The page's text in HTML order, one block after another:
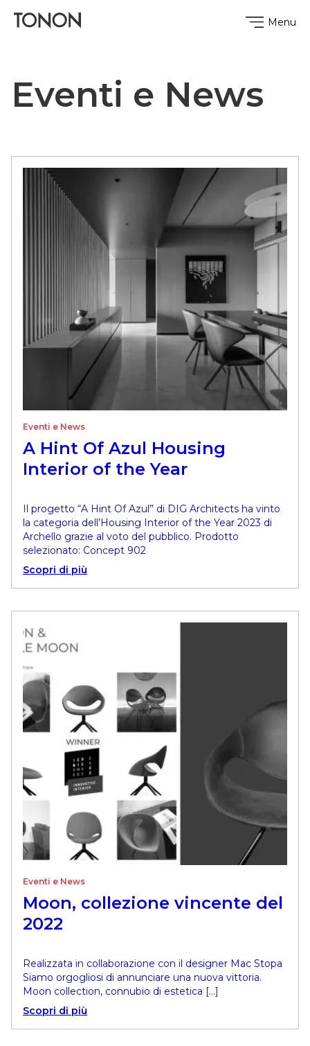
Menu
Eventi e News
Eventi e News
A Hint Of Azul Housing
Interior of the Year
Il progetto “A Hint Of Azul” di DIG Architects ha vinto
la categoria dell’Housing Interior of the Year 2023 di
Archello grazie al voto del pubblico. Prodotto
selezionato: Concept 902
Scopri di più
Eventi e News
Moon, collezione vincente del
2022
Realizzata in collaborazione con il designer Mac Stopa
Siamo orgogliosi di annunciare una nuova vittoria.
Moon collection, connubio di estetica […]
Scopri di più